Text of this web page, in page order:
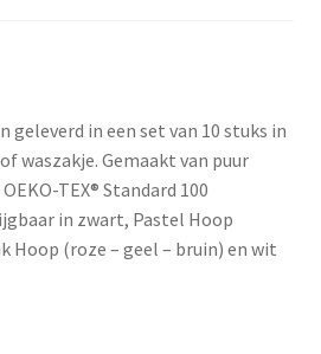
geleverd in een set van 10 stuks in
waszakje. Gemaakt van puur
TEX® Standard 100
in zwart, Pastel Hoop
Hoop (roze – geel – bruin) en wit